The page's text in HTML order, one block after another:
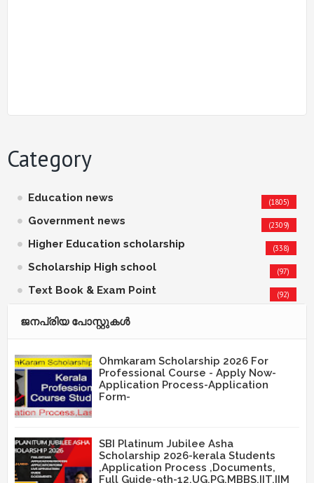
Category
Education news (1805)
Government news (2309)
Higher Education scholarship (338)
Scholarship High school (97)
Text Book & Exam Point (92)
ജനപ്രിയ പോസ്റ്റുകള്‍‌
Ohmkaram Scholarship 2026 For
Professional Course - Apply Now-
Application Process-Application
Form-
SBI Platinum Jubilee Asha
Scholarship 2026-kerala Students
,Application Process ,Documents,
Full Guide-9th-12,UG,PG,MBBS,IIT,IIM